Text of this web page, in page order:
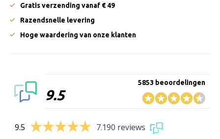
Gratis verzending vanaf € 49
Razendsnelle levering
Hoge waardering van onze klanten
9.5
5853 beoordelingen
9.5 7.190 reviews